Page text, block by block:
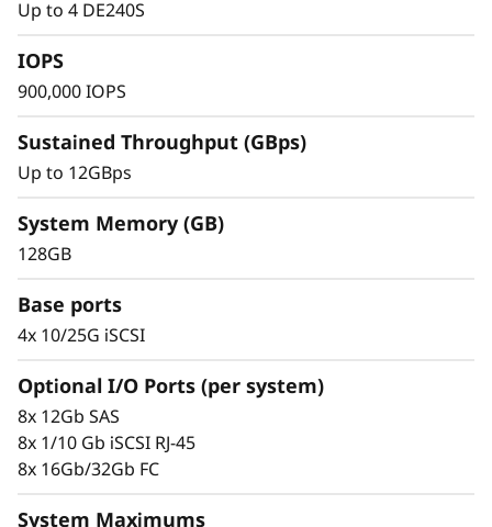
y
Масштабирование без труда благодаря
модульной конструкции и простым в
использовании инструментам управления.
Начните работу с данными за считанные
минуты. Обширные возможности
Up to 4 DE240S
IOPS
900,000 IOPS
Sustained Throughput (GBps)
Up to 12GBps
System Memory (GB)
128GB
Base ports
4x 10/25G iSCSI
Optional I/O Ports (per system)
8x 12Gb SAS
8x 1/10 Gb iSCSI RJ-45
8x 16Gb/32Gb FC
System Maximums